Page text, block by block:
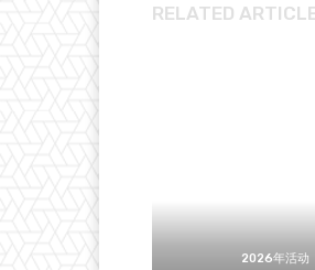
RELATED
2026年活动